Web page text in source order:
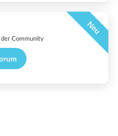
Neu
der Community